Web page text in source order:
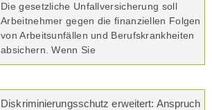
Die gesetzliche Unfallversicherung soll
Arbeitnehmer gegen die finanziellen Folgen
von Arbeitsunfällen und Berufskrankheiten
absichern. Wenn Sie
Diskriminierungsschutz erweitert: Anspruch